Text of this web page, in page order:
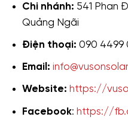
Chi nhánh: 541 Phan
Quảng Ngãi
Điện thoại: 090 4499
Email:
Website: https://
Facebook: https://